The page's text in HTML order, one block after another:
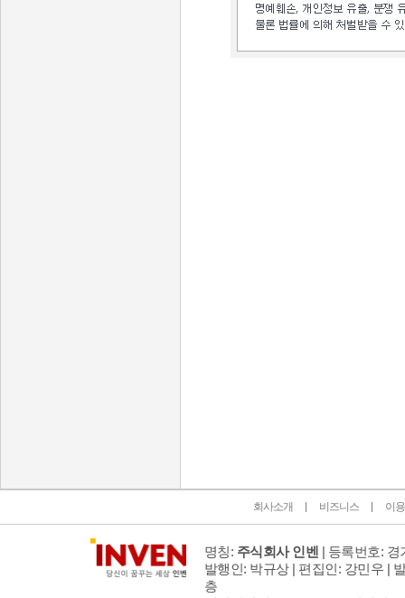
회사소개 비즈니스 이
명칭: 주식회사 인벤 | 등록번호: 경
발행인: 박규상 | 편집인: 강민우 |
층